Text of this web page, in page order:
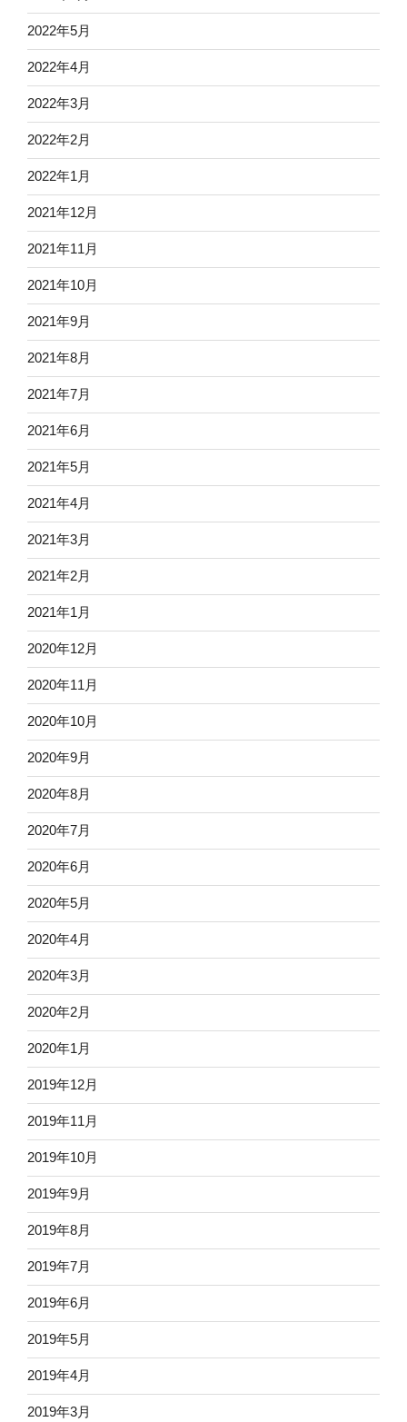
2022年5月
2022年4月
2022年3月
2022年2月
2022年1月
2021年12月
2021年11月
2021年10月
2021年9月
2021年8月
2021年7月
2021年6月
2021年5月
2021年4月
2021年3月
2021年2月
2021年1月
2020年12月
2020年11月
2020年10月
2020年9月
2020年8月
2020年7月
2020年6月
2020年5月
2020年4月
2020年3月
2020年2月
2020年1月
2019年12月
2019年11月
2019年10月
2019年9月
2019年8月
2019年7月
2019年6月
2019年5月
2019年4月
2019年3月